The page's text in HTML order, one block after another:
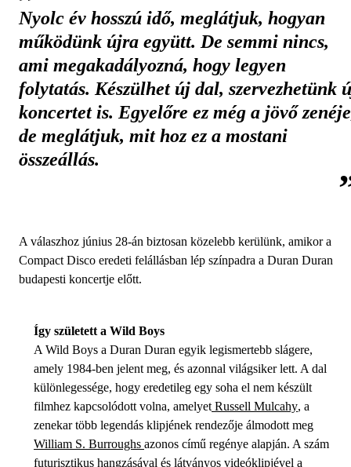
Nyolc év hosszú idő, meglátjuk, hogyan
működünk újra együtt. De semmi nincs,
ami megakadályozná, hogy legyen
folytatás. Készülhet új dal, szervezhetünk
koncertet is. Egyelőre ez még a jövő
de meglátjuk, mit hoz ez a mostani
összeállás.
A válaszhoz június 28-án biztosan közelebb kerülünk, amikor a
Compact Disco eredeti felállásban lép színpadra a Duran Duran
budapesti koncertje előtt.
Így született a Wild Boys
A Wild Boys a Duran Duran egyik legismertebb slágere,
amely 1984-ben jelent meg, és azonnal világsiker lett. A dal
különlegessége, hogy eredetileg egy soha el nem készült
filmhez kapcsolódott volna, amelyet Russell Mulcahy, a
zenekar több legendás klipjének rendezője álmodott meg
William S. Burroughs azonos című regénye alapján. A szám
futurisztikus hangzásával és látványos videóklipjével a